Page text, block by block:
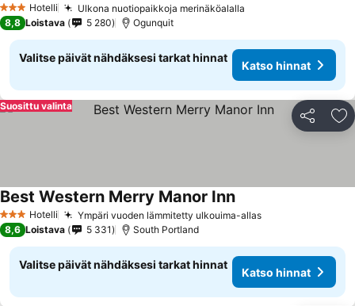
3 Tähtiluokitus
Hotelli Ulkona nuotiopaikkoja merinäköalalla
8,8 Loistava 5 280 Ogunquit
Valitse päivät nähdäksesi tarkat hinnat
Katso hinnat
Jaa
Suosittu valinta
3 Tähtiluokitus
Hotelli Ympäri vuoden lämmitetty ulkouima-allas
Best Western Merry Manor Inn
8,6 Loistava 5 331 South Portland
Valitse päivät nähdäksesi tarkat hinnat
Katso hinnat